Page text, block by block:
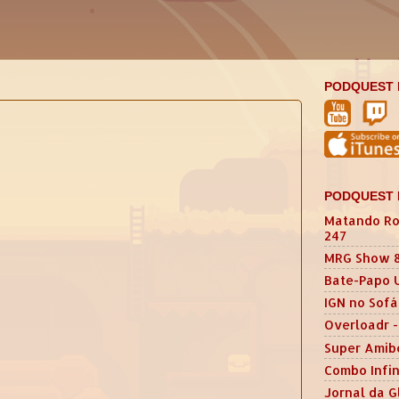
PODQUEST
PODQUEST
Matando
247
MRG Show
Bate-Papo
IGN no Sofá
Overloadr
Super
Combo
Jornal da